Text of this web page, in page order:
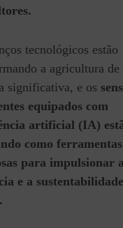
tecnológicos estão
a agricultura de
significativa, e os
equipados com
artificial (IA)
como ferramentas
para impulsionar
e a